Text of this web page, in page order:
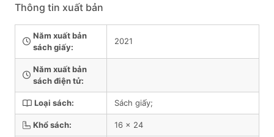
Thông tin xuất bản
Năm xuất bản
sách giấy:
2021
Năm xuất bản
sách điện tử:
Loại sách: Sách giấy;
Khổ sách: 16 x 24